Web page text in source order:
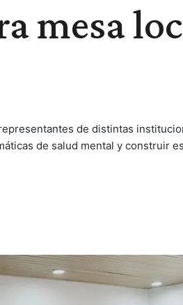
mesa
de distintas
de salud mental y construir